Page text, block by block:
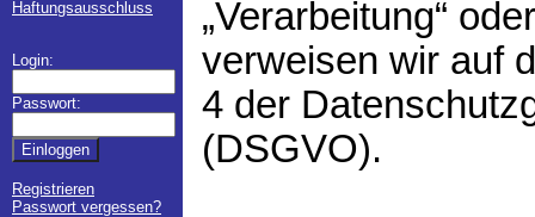
Haftungsausschluss
Login:
Passwort:
Registrieren
Passwort vergessen?
„Verarbeitung“
verweisen wir auf
4 der
(DSGVO).